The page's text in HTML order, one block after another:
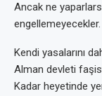
Ancak ne
engellemeyecekler.
Kendi yasalarını
Alman devleti
Kadar heyetinde